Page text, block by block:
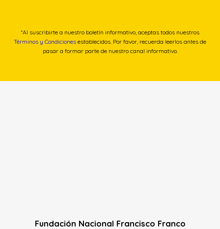
*Al suscribirte a nuestro boletín informativo, aceptas todos nuestros
Términos y Condiciones establecidos. Por favor, recuerda leerlos antes de
pasar a formar parte de nuestro canal informativo.
Fundación Nacional Francisco Franco